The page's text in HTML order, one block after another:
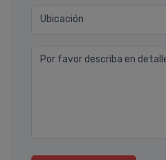
Ubicación
Por favor describa en